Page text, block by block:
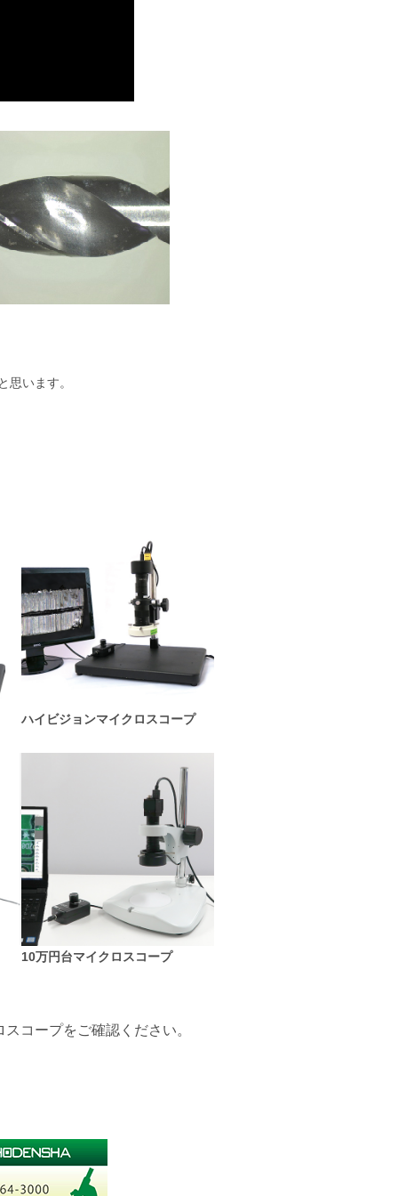
思います。
ハイビジョンマイクロスコープ
10万円台マイクロスコープ
コープをご確認ください。